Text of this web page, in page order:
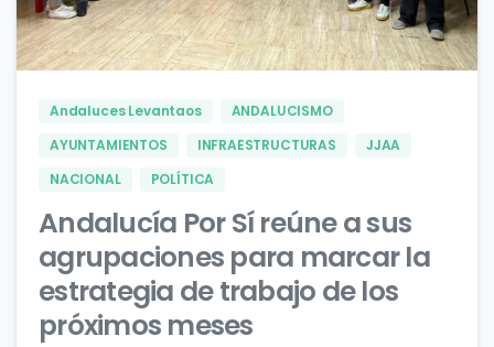
0 0
Andaluces Levantaos
ANDALUCISMO
AYUNTAMIENTOS
INFRAESTRUCTURAS
JJAA
NACIONAL
POLÍTICA
Andalucía Por Sí reúne a sus
agrupaciones para marcar la
estrategia de trabajo de los
próximos meses